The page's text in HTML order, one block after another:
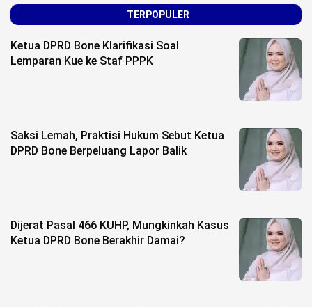
TERPOPULER
Ketua DPRD Bone Klarifikasi Soal
Lemparan Kue ke Staf PPPK
Saksi Lemah, Praktisi Hukum Sebut Ketua
DPRD Bone Berpeluang Lapor Balik
Dijerat Pasal 466 KUHP, Mungkinkah Kasus
Ketua DPRD Bone Berakhir Damai?